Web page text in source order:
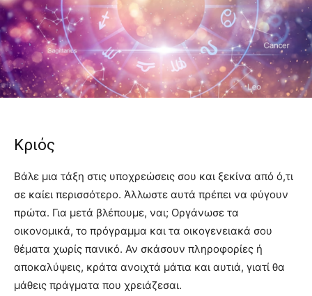
Κριός
Βάλε μια τάξη στις υποχρεώσεις σου και ξεκίνα από ό,τι
σε καίει περισσότερο. Άλλωστε αυτά πρέπει να φύγουν
πρώτα. Για μετά βλέπουμε, ναι; Οργάνωσε τα
οικονομικά, το πρόγραμμα και τα οικογενειακά σου
θέματα χωρίς πανικό. Αν σκάσουν πληροφορίες ή
αποκαλύψεις, κράτα ανοιχτά μάτια και αυτιά, γιατί θα
μάθεις πράγματα που χρειάζεσαι.